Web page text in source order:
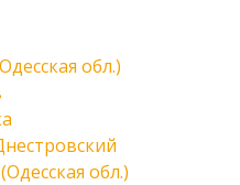
обл.)
обл.)